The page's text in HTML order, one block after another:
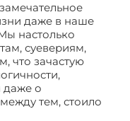
даже в наше
настолько
суевериям,
что зачастую
даже о
тем, стоило